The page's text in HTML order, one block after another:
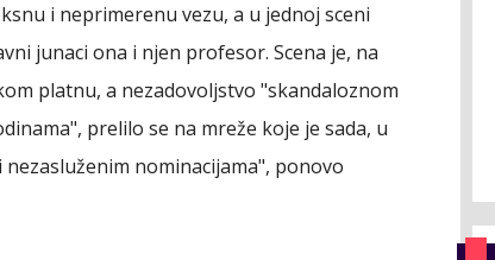
i neprimerenu vezu, a u jednoj sceni
junaci ona i njen profesor. Scena je, na
platnu, a nezadovoljstvo "skandaloznom
prelilo se na mreže koje je sada, u
nominacijama", ponovo